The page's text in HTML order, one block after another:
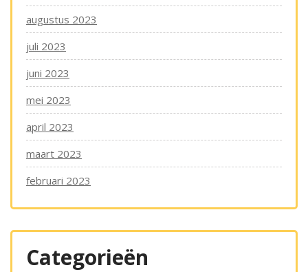
augustus 2023
juli 2023
juni 2023
mei 2023
april 2023
maart 2023
februari 2023
Categorieën